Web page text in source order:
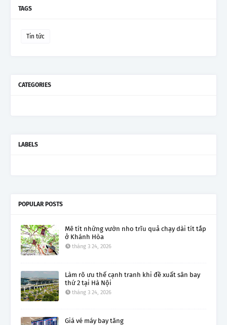
TAGS
Tin tức
CATEGORIES
LABELS
POPULAR POSTS
Mê tít những vườn nho trĩu quả chạy dài tít tắp
ở Khánh Hòa
tháng 3 24, 2026
Làm rõ ưu thế cạnh tranh khi đề xuất sân bay
thứ 2 tại Hà Nội
tháng 3 24, 2026
Giá vé máy bay tăng